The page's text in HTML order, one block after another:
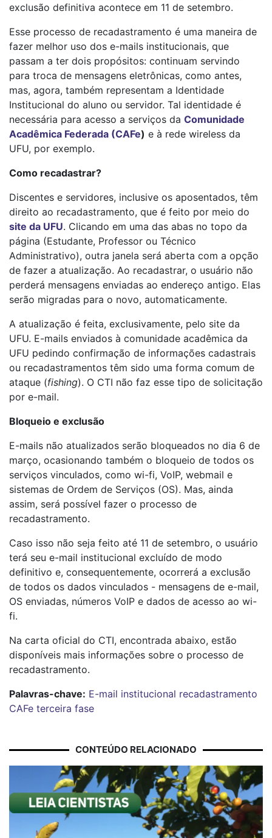
exclusão definitiva acontece em 11 de setembro.
Esse processo de recadastramento é uma maneira de
fazer melhor uso dos e-mails institucionais, que
passam a ter dois propósitos: continuam servindo
para troca de mensagens eletrônicas, como antes,
mas, agora, também representam a Identidade
Institucional do aluno ou servidor. Tal identidade é
necessária para acesso a serviços da Comunidade
Acadêmica Federada (CAFe) e à rede wireless da
UFU, por exemplo.
Como recadastrar?
Discentes e servidores, inclusive os aposentados, têm
direito ao recadastramento, que é feito por meio do
site da UFU. Clicando em uma das abas no topo da
página (Estudante, Professor ou Técnico
Administrativo), outra janela será aberta com a opção
de fazer a atualização. Ao recadastrar, o usuário não
perderá mensagens enviadas ao endereço antigo. Elas
serão migradas para o novo, automaticamente.
A atualização é feita, exclusivamente, pelo site da
UFU. E-mails enviados à comunidade acadêmica da
UFU pedindo confirmação de informações cadastrais
ou recadastramentos têm sido uma forma comum de
ataque (fishing). O CTI não faz esse tipo de solicitação
por e-mail.
Bloqueio e exclusão
E-mails não atualizados serão bloqueados no dia 6 de
março, ocasionando também o bloqueio de todos os
serviços vinculados, como wi-fi, VoIP, webmail e
sistemas de Ordem de Serviços (OS). Mas, ainda
assim, será possível fazer o processo de
recadastramento.
Caso isso não seja feito até 11 de setembro, o usuário
terá seu e-mail institucional excluído de modo
definitivo e, consequentemente, ocorrerá a exclusão
de todos os dados vinculados - mensagens de e-mail,
OS enviadas, números VoIP e dados de acesso ao wi-
fi.
Na carta oficial do CTI, encontrada abaixo, estão
disponíveis mais informações sobre o processo de
recadastramento.
Palavras-chave: E-mail institucional recadastramento
CAFe terceira fase
CONTEÚDO RELACIONADO